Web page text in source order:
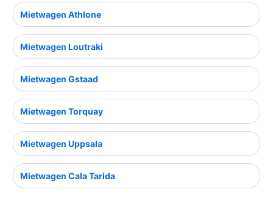
Mietwagen Athlone
Mietwagen Loutraki
Mietwagen Gstaad
Mietwagen Torquay
Mietwagen Uppsala
Mietwagen Cala Tarida